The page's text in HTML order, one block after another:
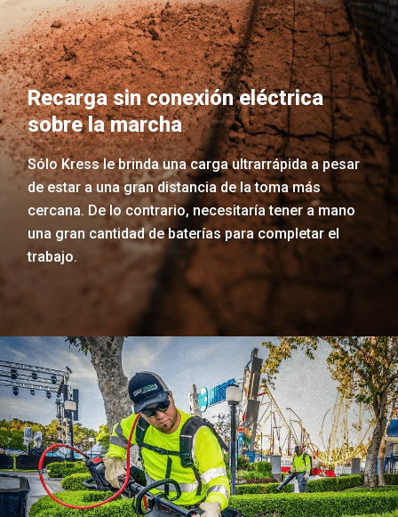
Recarga sin conexión eléctrica
sobre la marcha
Sólo Kress le brinda una carga ultrarrápida a pesar
de estar a una gran distancia de la toma más
cercana. De lo contrario, necesitaría tener a mano
una gran cantidad de baterías para completar el
trabajo.